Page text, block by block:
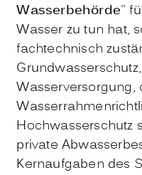
Wasserbehörde"
Wasser zu tun hat,
fachtechnisch
Wasserversorgung,
Hochwasserschutz
private
Kernaufgaben des